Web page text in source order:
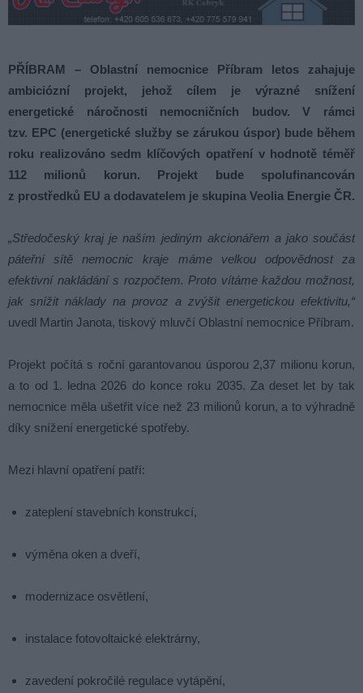
PŘÍBRAM – Oblastní nemocnice Příbram letos zahajuje
ambiciózní projekt, jehož cílem je výrazné snížení
energetické náročnosti nemocničních budov. V rámci
tzv. EPC (energetické služby se zárukou úspor) bude během
roku realizováno sedm klíčových opatření v hodnotě téměř
112 milionů korun. Projekt bude spolufinancován
z prostředků EU a dodavatelem je skupina Veolia Energie ČR.
„Středočeský kraj je naším jediným akcionářem a jako součást
páteřní sítě nemocnic kraje máme velkou odpovědnost za
efektivní nakládání s rozpočtem. Proto vítáme každou možnost,
jak snížit náklady na provoz a zvýšit energetickou efektivitu,“
uvedl Martin Janota, tiskový mluvčí Oblastní nemocnice Příbram.
Projekt počítá s roční garantovanou úsporou 2,37 milionu korun,
a to od 1. ledna 2026 do konce roku 2035. Za deset let by tak
nemocnice měla ušetřit více než 23 milionů korun, a to výhradně
díky snížení energetické spotřeby.
Mezi hlavní opatření patří:
zateplení stavebních konstrukcí,
výměna oken a dveří,
modernizace osvětlení,
instalace fotovoltaické elektrárny,
zavedení pokročilé regulace vytápění,